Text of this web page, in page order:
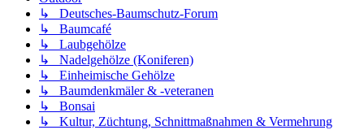
↳ Deutsches-Baumschutz-Forum
↳ Baumcafé
↳ Laubgehölze
↳ Nadelgehölze (Koniferen)
↳ Einheimische Gehölze
↳ Baumdenkmäler & -veteranen
↳ Bonsai
↳ Kultur, Züchtung, Schnittmaßnahmen & Vermehrung